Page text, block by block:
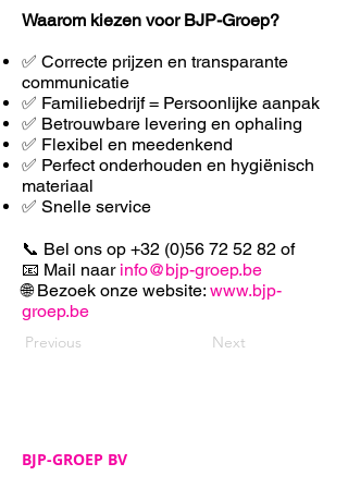
Waarom kiezen voor BJP-Groep?
✅ Correcte prijzen en transparante
communicatie
✅ Familiebedrijf = Persoonlijke aanpak
✅ Betrouwbare levering en ophaling
✅ Flexibel en meedenkend
✅ Perfect onderhouden en hygiënisch
materiaal
✅ Snelle service
📞 Bel ons op +32 (0)56 72 52 82 of
📧 Mail naar info@bjp-groep.be
🌐 Bezoek onze website: www.bjp-
groep.be
Previous Next
BJP-GROEP BV